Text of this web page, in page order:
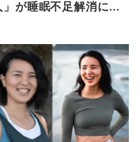
が睡眠不足解消に必